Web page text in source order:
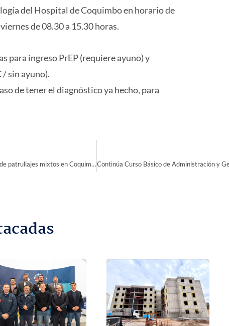
del Hospital de Coquimbo en horario de
de 08.30 a 15.30 horas.
para ingreso PrEP (requiere ayuno) y
sin ayuno).
de tener el diagnóstico ya hecho, para
Municipio y Carabineros destacan efectividad de patrullajes mixtos en Coquimbo